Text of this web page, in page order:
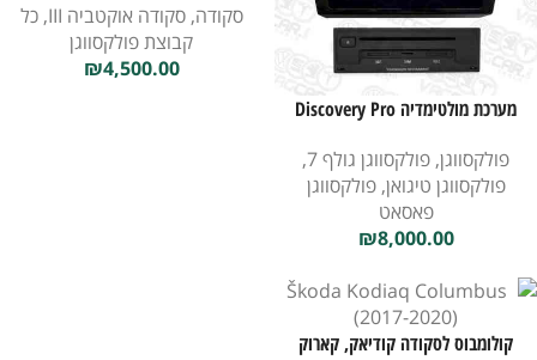
מערכת מולטימדיה Discovery Pro
פולקסווגן, פולקסווגן גולף 7
,
פולקסווגן טיגואן, פולקסווגן
פאסאט
₪8,000.00
סקודה, סקודה אוקטביה III , כל
קבוצת פולקסווגן
₪4,500.00
קולומבוס לסקודה קודיאק, קארוק